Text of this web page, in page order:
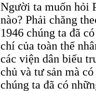
Người ta muốn hỏi
nào? Phải chăng
1946 chúng ta đã
chí của toàn thể
các viện dân biểu
chủ và tư sản mà
chúng ta đã có